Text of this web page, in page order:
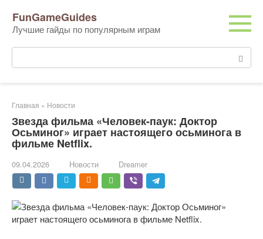
контенту
FunGameGuides
Лучшие гайды по популярным играм
Поиск:
Главная » Новости
Звезда фильма «Человек-паук: Доктор
Осьминог» играет настоящего осьминога в
фильме Netflix.
09.04.2026 Новости Dreamer